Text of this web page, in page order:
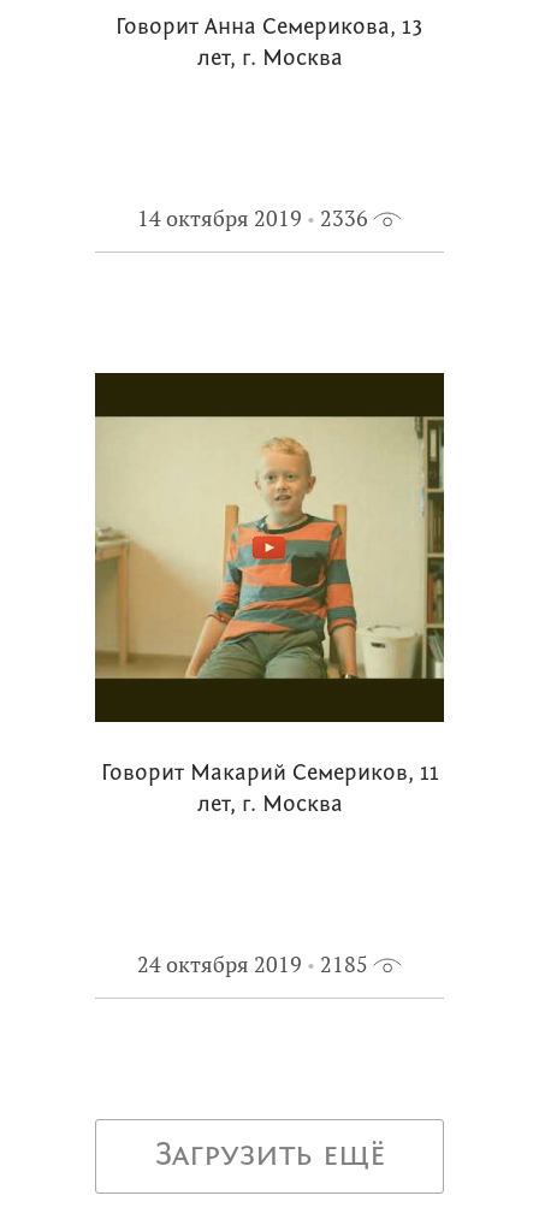
Говорит Анна Семерикова, 13
лет, г. Москва
14 октября 2019 2336
Говорит Макарий Семериков, 11
лет, г. Москва
24 октября 2019 2185
Загрузить ещё